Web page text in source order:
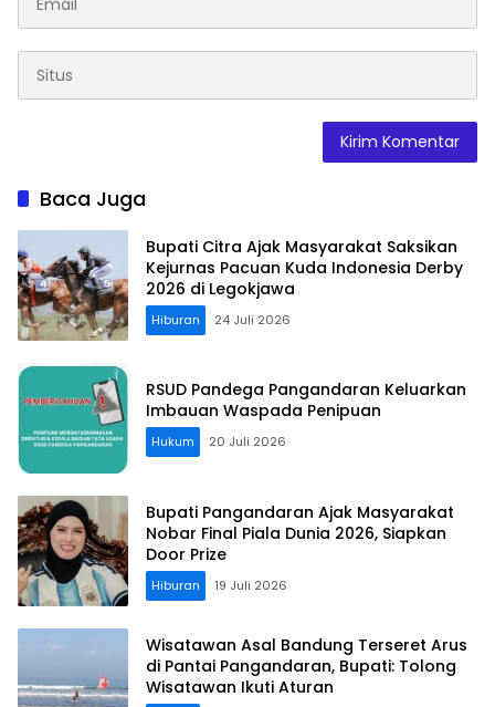
Baca Juga
Bupati Citra Ajak Masyarakat Saksikan
Kejurnas Pacuan Kuda Indonesia Derby
2026 di Legokjawa
Hiburan 24 Juli 2026
RSUD Pandega Pangandaran Keluarkan
Imbauan Waspada Penipuan
Hukum 20 Juli 2026
Bupati Pangandaran Ajak Masyarakat
Nobar Final Piala Dunia 2026, Siapkan
Door Prize
Hiburan 19 Juli 2026
Wisatawan Asal Bandung Terseret Arus
di Pantai Pangandaran, Bupati: Tolong
Wisatawan Ikuti Aturan